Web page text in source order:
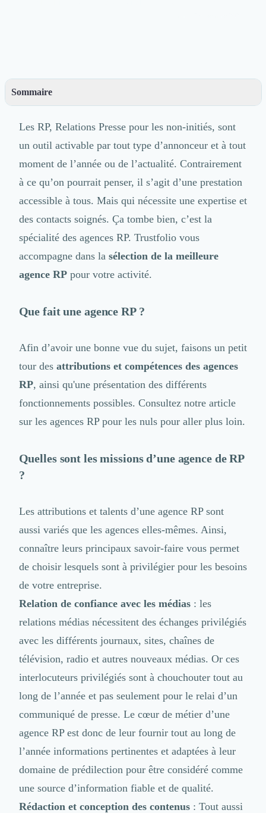
Demander une démo
Connexion
Cabinet de Recrutement
Formation
Teambuilding
Marque Employeur
Conseil en Management et Organisation
Gestion paie
Qualité de Vie au Travail (QVT)
Portage Salarial
Responsabilité Sociétale des Entreprises (RSE)
Coaching
Logiciel SIRH
Solutions pour CSE
Marketing Digital
Image de Marque & Branding
Relations Presse et Publiques
Production Vidéo
Goodies et Cadeaux d'affaires
Événementiel
Social Ads
Search Engine Optimisation (SEO)
Brand Content
Publicité
Communication
Veille commerciale
Photographie
Salons
SMS Marketing
Email Marketing
Data Marketing
Logiciel Marketing
Logiciel Commercial
Assurance
Expertise Comptable
Levée de fonds
Droit des Affaires
Externalisation Administrative
Sommaire
– Comment savoir si vous avez besoin d’une agence de relation presse ?
– Comment sélectionner une agence de relations presse pour votre entreprise ?
– Choisir une agence RP qui va plus loin : les agences spécialisées startup, digital,
influence…
– 🏆 Les agences RP recommandées par leurs clients sur Trustfolio 🏆
Les RP, Relations Presse pour les non-initiés, sont
un outil activable par tout type d’annonceur et à tout
moment de l’année ou de l’actualité. Contrairement
à ce qu’on pourrait penser, il s’agit d’une prestation
accessible à tous. Mais qui nécessite une expertise et
des contacts soignés. Ça tombe bien, c’est la
spécialité des agences RP. Trustfolio vous
accompagne dans la sélection de la meilleure
agence RPpour votre activité.
Que fait une agence RP ?
Afin d’avoir une bonne vue du sujet, faisons un petit
tour des attributions et compétences des agences
RP, ainsi qu'une présentation des différents
fonctionnements possibles. Consultez notre article
sur les agences RP pour les nulspour aller plus loin.
Quelles sont les missions d’une agence de RP
?
Les attributions et talents d’une agence RP sont
aussi variés que les agences elles-mêmes. Ainsi,
connaître leurs principaux savoir-faire vous permet
de choisir lesquels sont à privilégier pour les besoins
de votre entreprise.
Relation de confiance avec les médias: les
relations médias nécessitent des échanges privilégiés
avec les différents journaux, sites, chaînes de
télévision, radio et autres nouveaux médias. Or ces
interlocuteurs privilégiés sont à chouchouter tout au
long de l’année et pas seulement pour le relai d’un
communiqué de presse. Le cœur de métier d’une
agence RP est donc de leur fournir tout au long de
l’année informations pertinentes et adaptées à leur
domaine de prédilection pour être considéré comme
une source d’information fiable et de qualité.
Rédaction et conception des contenus: Tout aussi